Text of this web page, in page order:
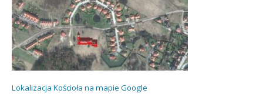
Lokalizacja Kościoła na mapie Google